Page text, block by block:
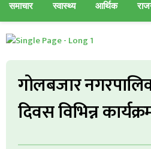
समाचार स्वास्थ्य आर्थिक
गोलबजार
दिवस विभिन्न